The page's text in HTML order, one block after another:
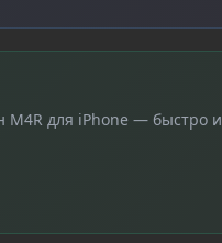
M4R для iPhone — быстро и